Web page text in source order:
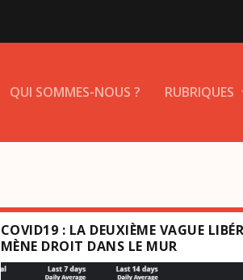
QUI SOMMES-NOUS ? RUBRIQUES
COVID19 : LA DEUXIÈME VAGUE
MÈNE DROIT DANS LE MUR